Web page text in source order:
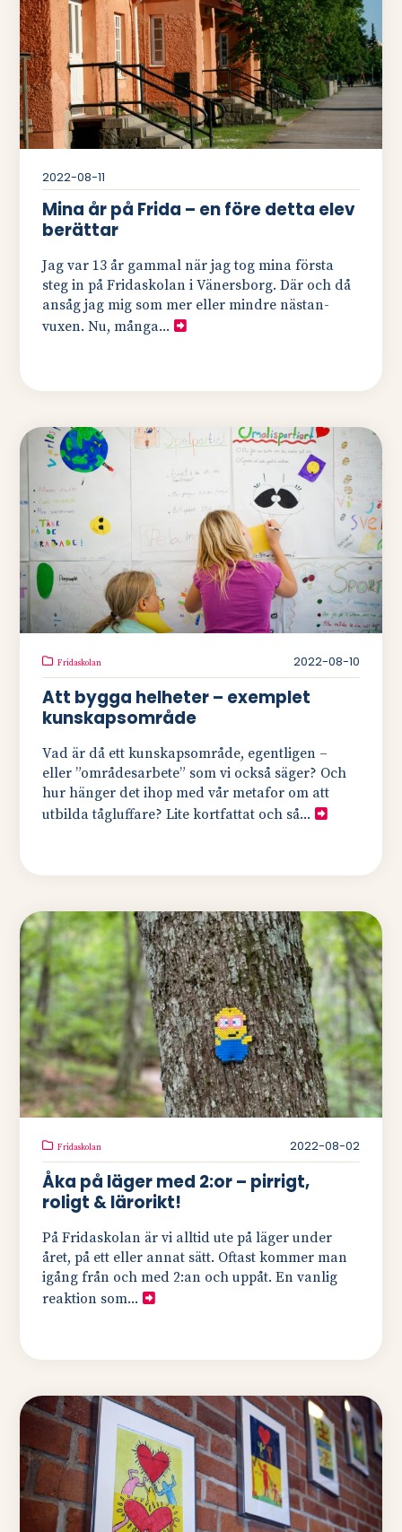
2022-08-11
Mina år på Frida – en före detta elev
berättar
Jag var 13 år gammal när jag tog mina första
steg in på Fridaskolan i Vänersborg. Där och då
ansåg jag mig som mer eller mindre nästan-
vuxen. Nu, många...
Fridaskolan 2022-08-10
Att bygga helheter – exemplet
kunskapsområde
Vad är då ett kunskapsområde, egentligen –
eller ”områdesarbete” som vi också säger? Och
hur hänger det ihop med vår metafor om att
utbilda tågluffare? Lite kortfattat och så...
Fridaskolan 2022-08-02
Åka på läger med 2:or – pirrigt,
roligt & lärorikt!
På Fridaskolan är vi alltid ute på läger under
året, på ett eller annat sätt. Oftast kommer man
igång från och med 2:an och uppåt. En vanlig
reaktion som...